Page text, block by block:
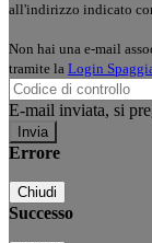
all'indirizzo indicato
Non hai una e-mail
tramite la Login
E-mail inviata, si
Errore
Chiudi
Successo